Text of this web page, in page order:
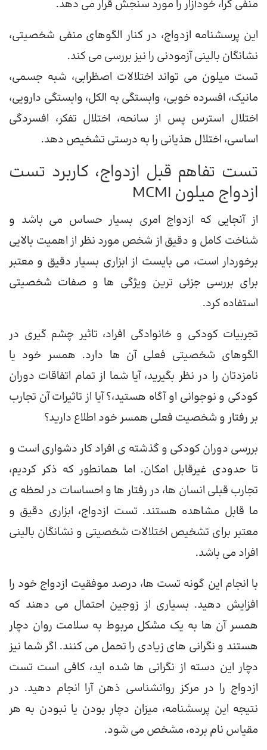
منفی گرا، خودآزار را مورد سنجش قرار می دهد.
این پرسشنامه ازدواج، در کنار الگوهای منفی شخصیتی،
نشانگان بالینی آزمودنی را نیز بررسی می کند.
تست میلون می تواند اختلالات اصظرابی، شبه جسمی،
مانیک، افسرده خوبی، وابستگی به الکل، وابستگی دارویی،
اختلال استرس پس از سانحه، اختلال تفکر، افسردگی
اساسی، اختلال هذیانی را به درستی تشخیص دهد.
تست تفاهم قبل ازدواج، کاربرد تست
ازدواج میلون MCMI
از آنجایی که ازدواج امری بسیار حساس می باشد و
شناخت کامل و دقیق از شخص مورد نظر از اهمیت بالایی
برخوردار است، می بایست از ابزاری بسیار دقیق و معتبر
برای بررسی جزئی ترین ویژگی ها و صفات شخصیتی
استفاده کرد.
تجربیات کودکی و خانوادگی افراد، تاثیر چشم گیری در
الگوهای شخصیتی فعلی آن ها دارد. همسر خود یا
نامزدتان را در نظر بگیرید، آیا شما از تمام اتفاقات دوران
کودکی و نوجوانی او آگاه هستید،؟ آیا از تاثیرات آن تجارب
بر رفتار و شخصیت فعلی همسر خود اطلاع دارید؟
بررسی دوران کودکی و گذشته ی افراد کار دشواری است و
تا حدودی غیرقابل امکان. اما همانطور که ذکر کردیم،
تجارب قبلی انسان ها، در رفتار ها و احساسات در لحظه ی
ما قابل مشاهده هستند. تست ازدواج، ابزاری دقیق و
معتبر برای تشخیص اختلالات شخصیتی و نشانگان بالینی
افراد می باشد.
با انجام این گونه تست ها، درصد موفقیت ازدواج خود را
افزایش دهید. بسیاری از زوجین احتمال می دهند که
همسر آن ها به یک مشکل مربوط به سلامت روان دچار
هستند و نگرانی های زیادی را تحمل می کنند. اگر شما نیز
دچار این دسته از نگرانی ها شده اید، کافی است تست
ازدواج را در مرکز روانشناسی ذهن آرا انجام دهید. در
نتیجه این پرسشنامه، میزان دچار بودن یا نبودن به هر
مقیاس نام برده، مشخص می شود.